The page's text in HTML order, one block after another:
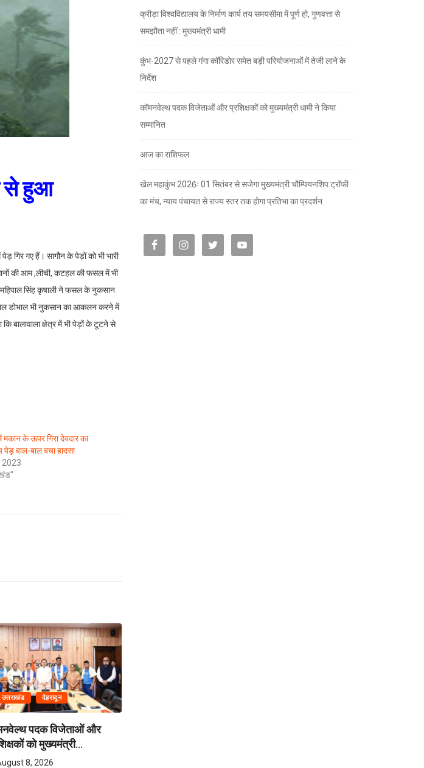
से हुआ
गिर गए हैं। सागौन के पेड़ों को भी भारी
की आम ,लीची, कटहल की फसल में भी
महिपाल सिंह कृषाली ने फसल के नुकसान
डोभाल भी नुकसान का आकलन करने में
कि बालावाला क्षेत्र में भी पेड़ों के टूटने से
मकान के ऊपर गिरा देवदार का
पेड़ बाल-बाल बचा हादसा
2023
उत्तराखंड देहरादून
पदक विजेताओं और
को मुख्यमंत्री...
8, 2026
क्रीड़ा विश्वविद्यालय के निर्माण कार्य तय समयसीमा में पूर्ण हो, गुणवत्ता से
समझौता नहीं : मुख्यमंत्री धामी
कुंभ-2027 से पहले गंगा कॉरिडोर समेत बड़ी परियोजनाओं में तेजी लाने के
निर्देश
कॉमनवेल्थ पदक विजेताओं और प्रशिक्षकों को मुख्यमंत्री धामी ने किया
सम्मानित
आज का राशिफल
खेल महाकुंभ 2026ः 01 सितंबर से सजेगा मुख्यमंत्री चौम्पियनशिप ट्रॉफी
का मंच, न्याय पंचायत से राज्य स्तर तक होगा प्रतिभा का प्रदर्शन